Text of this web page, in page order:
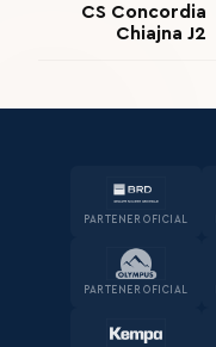
CS Concordia
Chiajna J2
PARTENER OFICIAL
PARTENER OFICIAL